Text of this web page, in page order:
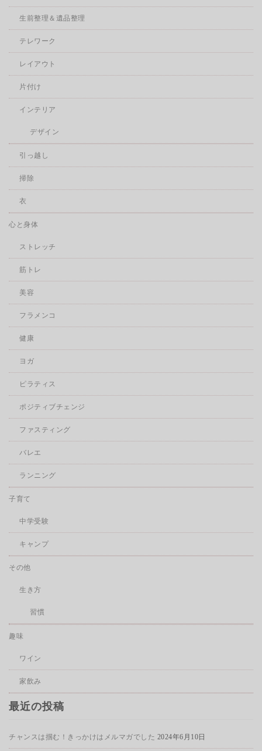
生前整理＆遺品整理
テレワーク
レイアウト
片付け
インテリア
デザイン
引っ越し
掃除
衣
心と身体
ストレッチ
筋トレ
美容
フラメンコ
健康
ヨガ
ピラティス
ポジティブチェンジ
ファスティング
バレエ
ランニング
子育て
中学受験
キャンプ
その他
生き方
習慣
趣味
ワイン
家飲み
最近の投稿
チャンスは掴む！きっかけはメルマガでした 2024年6月10日